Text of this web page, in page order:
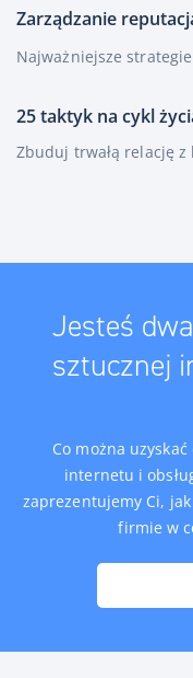
Zarządzanie
Najważniejsze
25 taktyk na cykl
Zbuduj trwałą relację
Jesteś
sztucznej
Co można
internetu i
zaprezentujemy Ci,
firmie w